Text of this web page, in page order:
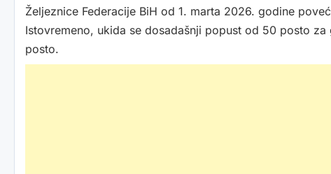
Željeznice Federacije BiH od 1. marta 2026. godine
Istovremeno, ukida se dosadašnji popust od 50 posto
posto.